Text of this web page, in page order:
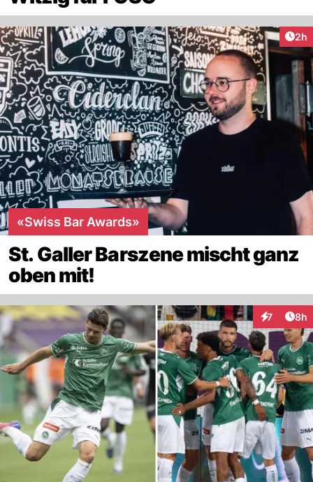
2h
«Swiss Bar Awards»
St. Galler Barszene mischt ganz
oben mit!
7 8h